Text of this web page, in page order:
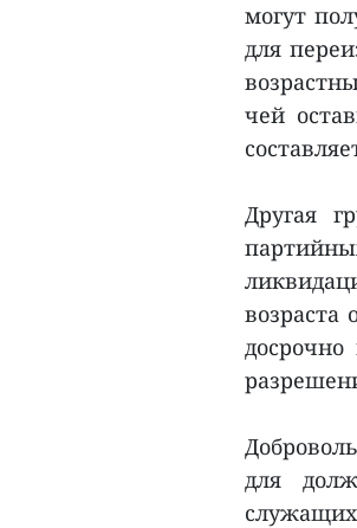
могут
для
чей
Другая
возраста
для